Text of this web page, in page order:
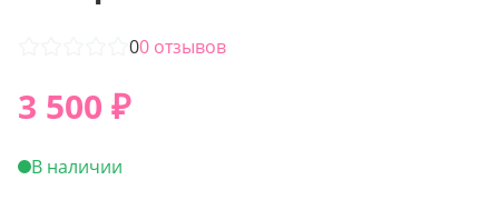
00 отзывов
3 500 ₽
В наличии